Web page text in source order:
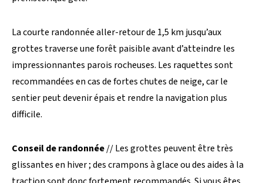
La courte randonnée aller-retour de 1,5 km jusqu’aux
grottes traverse une forêt paisible avant d’atteindre les
impressionnantes parois rocheuses. Les raquettes sont
recommandées en cas de fortes chutes de neige, car le
sentier peut devenir épais et rendre la navigation plus
difficile.
Conseil de randonnée// Les grottes peuvent être très
glissantes en hiver ; des crampons à glace ou des aides à la